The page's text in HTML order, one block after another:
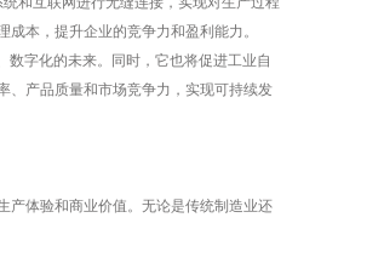
本，提升企业的竞争力和盈利能力。
字化的未来。同时，它也将促进工业自
、产品质量和市场竞争力，实现可持续发
体验和商业价值。无论是传统制造业还